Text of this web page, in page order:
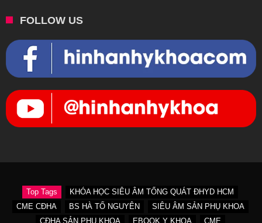
FOLLOW US
Top Tags
KHÓA HỌC SIÊU ÂM TỔNG QUÁT ĐHYD HCM
CME CĐHA
BS HÀ TỐ NGUYÊN
SIÊU ÂM SẢN PHỤ KHOA
CĐHA SẢN PHỤ KHOA
EBOOK Y KHOA CME